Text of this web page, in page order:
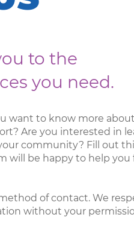
to the
you need.
want to know more
Are you interested in
community? Fill out
will be happy to help you
of contact. We
without your